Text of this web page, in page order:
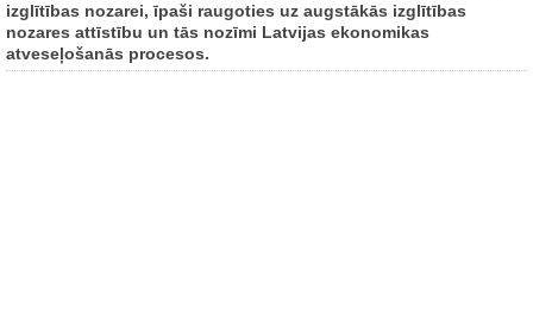
izglītības nozarei, īpaši raugoties uz augstākās izglītības
nozares attīstību un tās nozīmi Latvijas ekonomikas
atveseļošanās procesos.